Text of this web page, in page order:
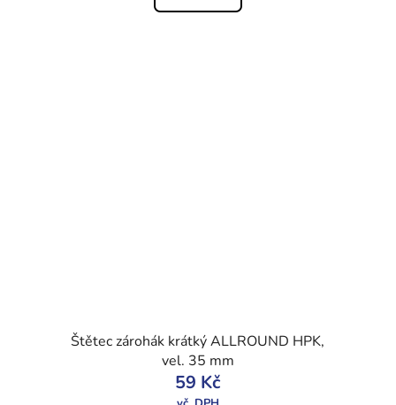
Štětec zárohák krátký ALLROUND HPK,
vel. 35 mm
59 Kč